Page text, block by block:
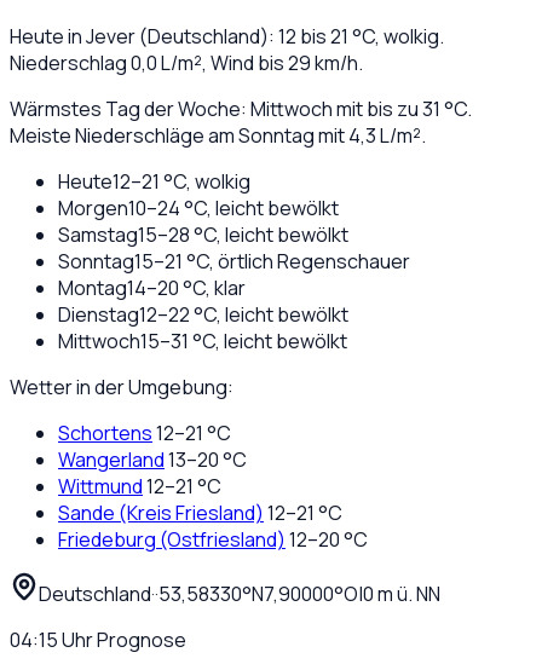
Heute inJever(Deutschland): 12 bis21 °C, wolkig.
Niederschlag0,0L/m², Wind bis29km/h.
Wärmstes Tag der Woche: Mittwoch mit bis zu 31 °C.
Meiste Niederschläge am Sonntag mit 4,3 L/m².
Heute12–21 °C, wolkig
Morgen10–24°C, leicht bewölkt
Samstag15–28°C, leicht bewölkt
Sonntag15–21 °C, örtlich Regenschauer
Montag14–20°C, klar
Dienstag12–22°C, leicht bewölkt
Mittwoch15–31 °C, leicht bewölkt
Wetter in der Umgebung:
Schortens12–21 °C
Wangerland13–20°C
Wittmund12–21 °C
Sande (Kreis Friesland) 12–21 °C
Friedeburg (Ostfriesland) 12–20°C
Deutschland··53,58330°N7,90000°O|0m ü. NN
04:15UhrPrognose